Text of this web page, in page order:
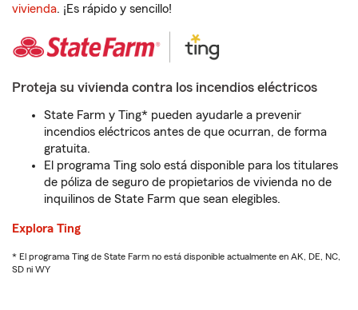
vivienda. ¡Es rápido y sencillo!
Proteja su vivienda contra los incendios eléctricos
State Farm y Ting* pueden ayudarle a prevenir
incendios eléctricos antes de que ocurran, de forma
gratuita.
El programa Ting solo está disponible para los titulares
de póliza de seguro de propietarios de vivienda no de
inquilinos de State Farm que sean elegibles.
Explora Ting
* El programa Ting de State Farm no está disponible actualmente en AK, DE, NC,
SD ni WY